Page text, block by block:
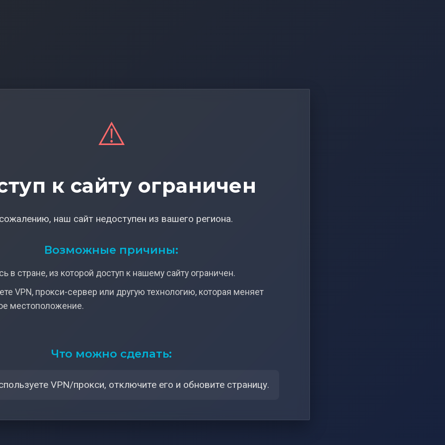
⚠️
к сайту ограничен
наш сайт недоступен из вашего региона.
Возможные причины:
в стране, из которой доступ к нашему сайту ограничен.
VPN, прокси-сервер или другую технологию, которая меняет
местоположение.
Что можно сделать:
VPN/прокси, отключите его и обновите страницу.